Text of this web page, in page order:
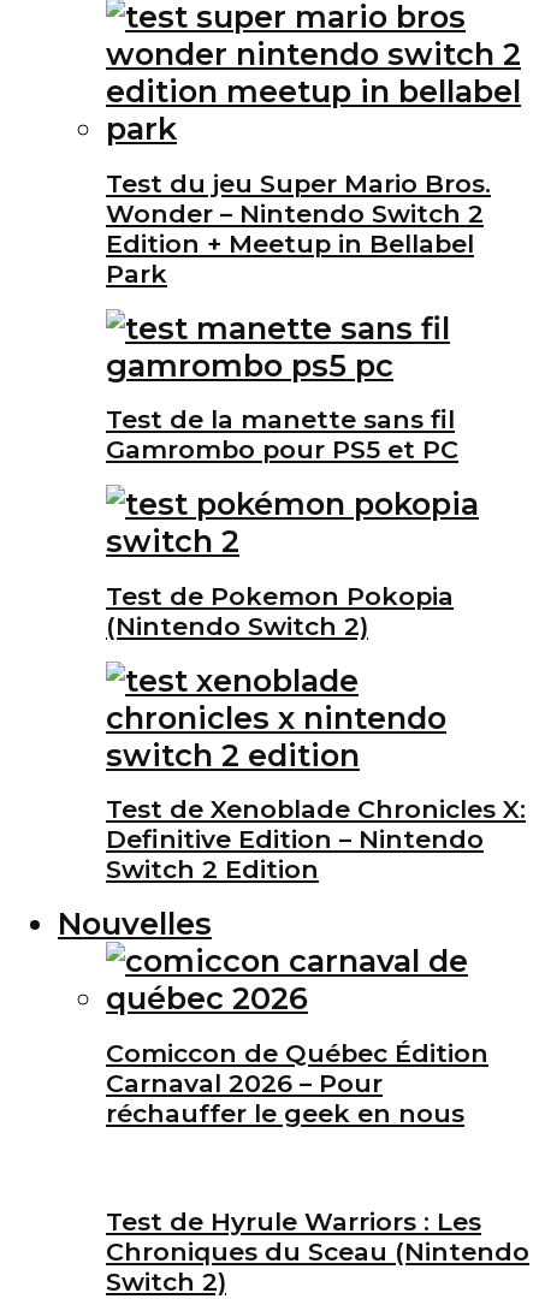
Test du jeu Super Mario Bros.
Wonder – Nintendo Switch 2
Edition + Meetup in Bellabel
Park
Test de la manette sans fil
Gamrombo pour PS5 et PC
Test de Pokemon Pokopia
(Nintendo Switch 2)
Test de Xenoblade Chronicles X:
Definitive Edition – Nintendo
Switch 2 Edition
Nouvelles
Comiccon de Québec Édition
Carnaval 2026 – Pour
réchauffer le geek en nous
Test de Hyrule Warriors : Les
Chroniques du Sceau (Nintendo
Switch 2)